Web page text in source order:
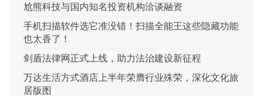
尬熊科技与国内知名投资机构洽谈融资
手机扫描软件选它准没错！扫描全能王这些隐藏功能
也太香了！
剑盾法律网正式上线，助力法治建设新征程​
万达生活方式酒店上半年荣膺行业殊荣，深化文化旅
居版图